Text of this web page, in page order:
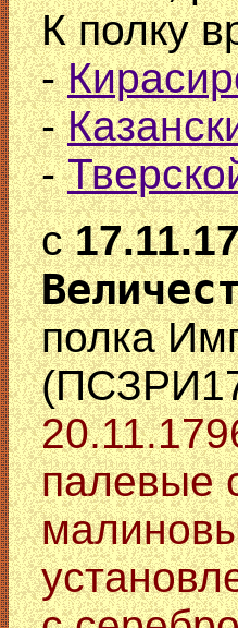
К полку
-
-
-
с
полка
палевые